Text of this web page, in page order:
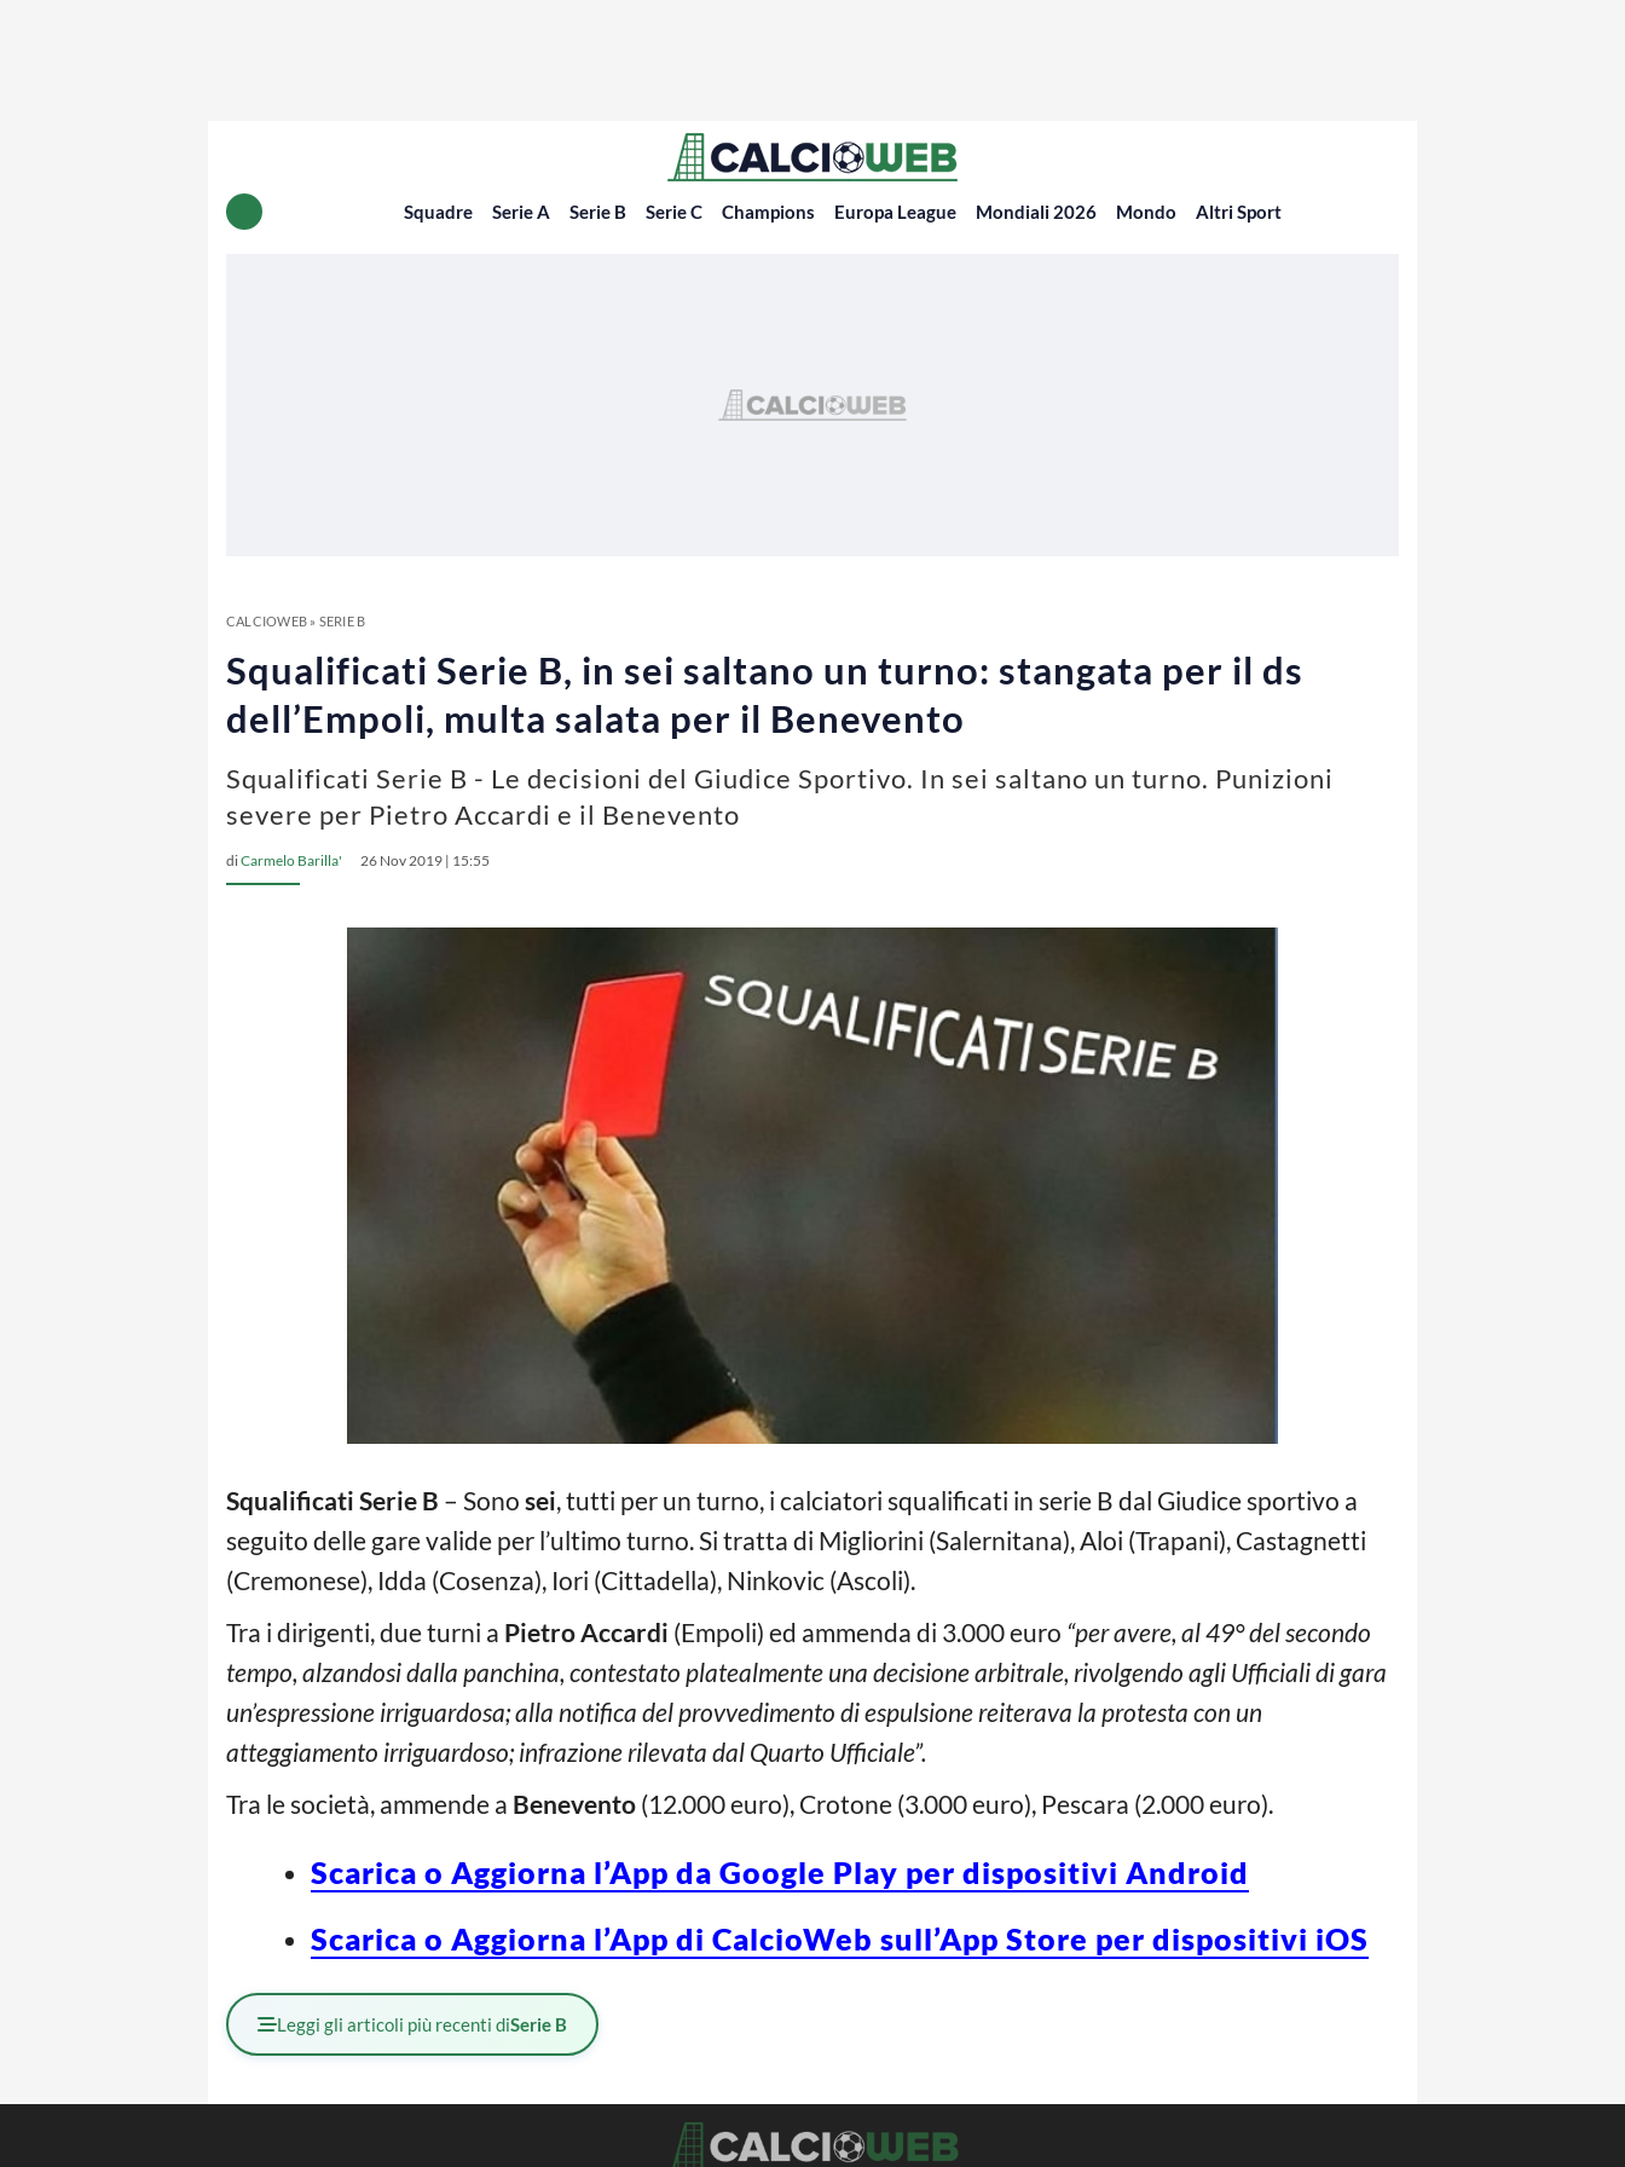
Squadre Serie A Serie B Serie C Champions Europa League Mondiali 2026 Mondo Altri Sport
CALCIOWEB» SERIE B
Squalificati Serie B, in sei saltano un turno: stangata per il ds
dell’Empoli, multa salata per il Benevento
Squalificati Serie B - Le decisioni del Giudice Sportivo. In sei saltano un turno. Punizioni
severe per Pietro Accardi e il Benevento
diCarmelo Barilla' 26 Nov 2019 | 15:55
Squalificati Serie B – Sono sei, tutti per un turno, i calciatori squalificati in serie B dal Giudice sportivo a
seguito delle gare valide per l’ultimo turno. Si tratta di Migliorini (Salernitana), Aloi (Trapani), Castagnetti
(Cremonese), Idda (Cosenza), Iori (Cittadella), Ninkovic (Ascoli).
Tra i dirigenti, due turni a Pietro Accardi (Empoli) ed ammenda di 3.000 euro “per avere, al 49° del secondo
tempo, alzandosi dalla panchina, contestato platealmente una decisione arbitrale, rivolgendo agli Ufficiali di gara
un’espressione irriguardosa; alla notifica del provvedimento di espulsione reiterava la protesta con un
atteggiamento irriguardoso; infrazione rilevata dal Quarto Ufficiale”.
Tra le società, ammende a Benevento (12.000 euro), Crotone (3.000 euro), Pescara (2.000 euro).
Scarica o Aggiorna l’App da Google Play per dispositivi Android
Scarica o Aggiorna l’App di CalcioWeb sull’App Store per dispositivi iOS
Leggi gli articoli più recenti diSerie B